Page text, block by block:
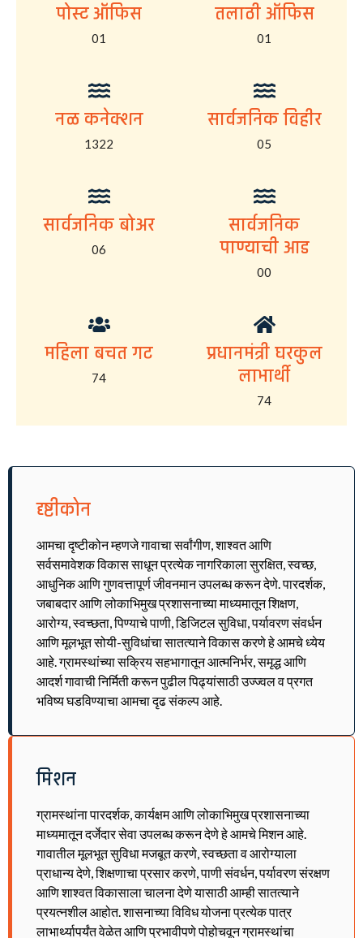
पोस्ट ऑफिस
01
तलाठी ऑफिस
01
नळ कनेक्शन
1322
सार्वजनिक विहीर
05
सार्वजनिक बोअर
06
सार्वजनिक
पाण्याची आड
00
महिला बचत गट
74
प्रधानमंत्री घरकुल
लाभार्थी
74
दृष्टीकोन
आमचा दृष्टीकोन म्हणजे गावाचा सर्वांगीण, शाश्वत आणि
सर्वसमावेशक विकास साधून प्रत्येक नागरिकाला सुरक्षित, स्वच्छ,
आधुनिक आणि गुणवत्तापूर्ण जीवनमान उपलब्ध करून देणे. पारदर्शक,
जबाबदार आणि लोकाभिमुख प्रशासनाच्या माध्यमातून शिक्षण,
आरोग्य, स्वच्छता, पिण्याचे पाणी, डिजिटल सुविधा, पर्यावरण संवर्धन
आणि मूलभूत सोयी-सुविधांचा सातत्याने विकास करणे हे आमचे ध्येय
आहे. ग्रामस्थांच्या सक्रिय सहभागातून आत्मनिर्भर, समृद्ध आणि
आदर्श गावाची निर्मिती करून पुढील पिढ्यांसाठी उज्ज्वल व प्रगत
भविष्य घडविण्याचा आमचा दृढ संकल्प आहे.
मिशन
ग्रामस्थांना पारदर्शक, कार्यक्षम आणि लोकाभिमुख प्रशासनाच्या
माध्यमातून दर्जेदार सेवा उपलब्ध करून देणे हे आमचे मिशन आहे.
गावातील मूलभूत सुविधा मजबूत करणे, स्वच्छता व आरोग्याला
प्राधान्य देणे, शिक्षणाचा प्रसार करणे, पाणी संवर्धन, पर्यावरण संरक्षण
आणि शाश्वत विकासाला चालना देणे यासाठी आम्ही सातत्याने
प्रयत्नशील आहोत. शासनाच्या विविध योजना प्रत्येक पात्र
लाभार्थ्यापर्यंत वेळेत आणि प्रभावीपणे पोहोचवून ग्रामस्थांचा